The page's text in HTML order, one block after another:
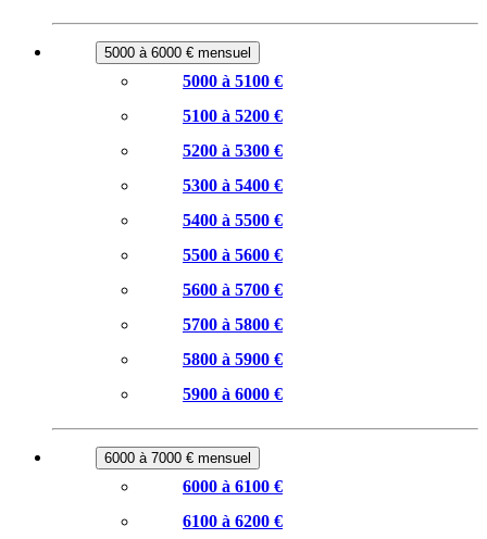
5000 à 6000 € mensuel
5000 à 5100 €
5100 à 5200 €
5200 à 5300 €
5300 à 5400 €
5400 à 5500 €
5500 à 5600 €
5600 à 5700 €
5700 à 5800 €
5800 à 5900 €
5900 à 6000 €
6000 à 7000 € mensuel
6000 à 6100 €
6100 à 6200 €